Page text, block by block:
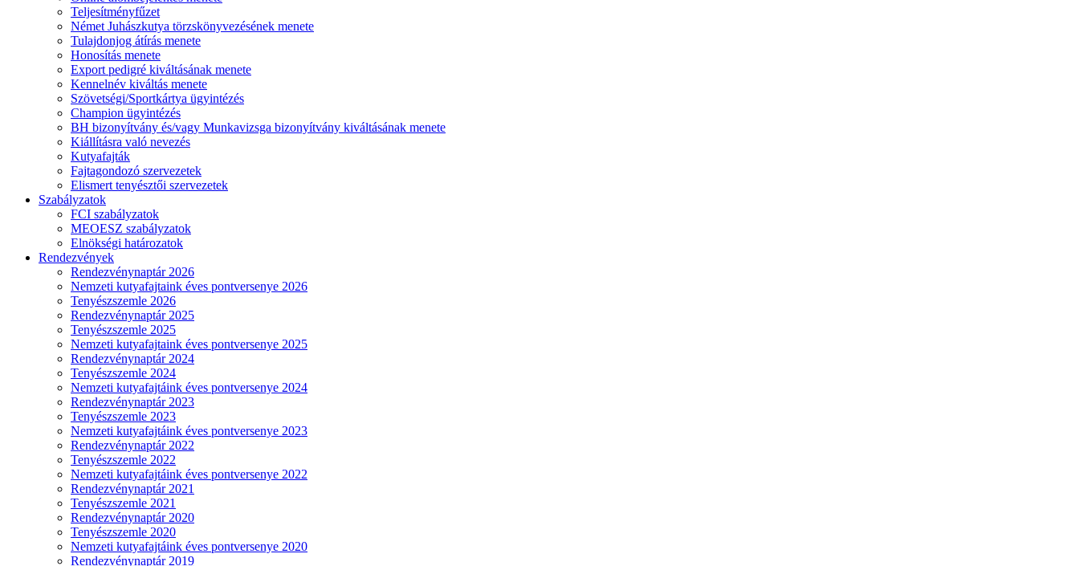
Teljesítményfűzet
Német Juhászkutya törzskönyvezésének menete
Tulajdonjog átírás menete
Honosítás menete
Export pedigré kiváltásának menete
Kennelnév kiváltás menete
Szövetségi/Sportkártya ügyintézés
Champion ügyintézés
BH bizonyítvány és/vagy Munkavizsga bizonyítvány kiváltásának menete
Kiállításra való nevezés
Kutyafajták
Fajtagondozó szervezetek
Elismert tenyésztői szervezetek
Szabályzatok
FCI szabályzatok
MEOESZ szabályzatok
Elnökségi határozatok
Rendezvények
Rendezvénynaptár 2026
Nemzeti kutyafajtaink éves pontversenye 2026
Tenyészszemle 2026
Rendezvénynaptár 2025
Tenyészszemle 2025
Nemzeti kutyafajtaink éves pontversenye 2025
Rendezvénynaptár 2024
Tenyészszemle 2024
Nemzeti kutyafajtáink éves pontversenye 2024
Rendezvénynaptár 2023
Tenyészszemle 2023
Nemzeti kutyafajtáink éves pontversenye 2023
Rendezvénynaptár 2022
Tenyészszemle 2022
Nemzeti kutyafajtáink éves pontversenye 2022
Rendezvénynaptár 2021
Tenyészszemle 2021
Rendezvénynaptár 2020
Tenyészszemle 2020
Nemzeti kutyafajtáink éves pontversenye 2020
Rendezvénynaptár 2019